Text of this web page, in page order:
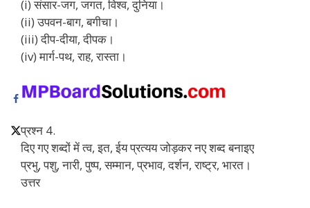
(i) संसार-जग, जगत, विश्व, दुनिया।
(ii) उपवन-बाग, बगीचा।
(iii) दीप-दीया, दीपक।
(iv) मार्ग-पथ, राह, रास्ता।
प्रश्न 4.
दिए गए शब्दों में त्व, इत, ईय प्रत्यय जोड़कर नए शब्द बनाइए
प्रभु, पशु, नारी, पुष्प, सम्मान, प्रभाव, दर्शन, राष्ट्र, भारत।
उत्तर